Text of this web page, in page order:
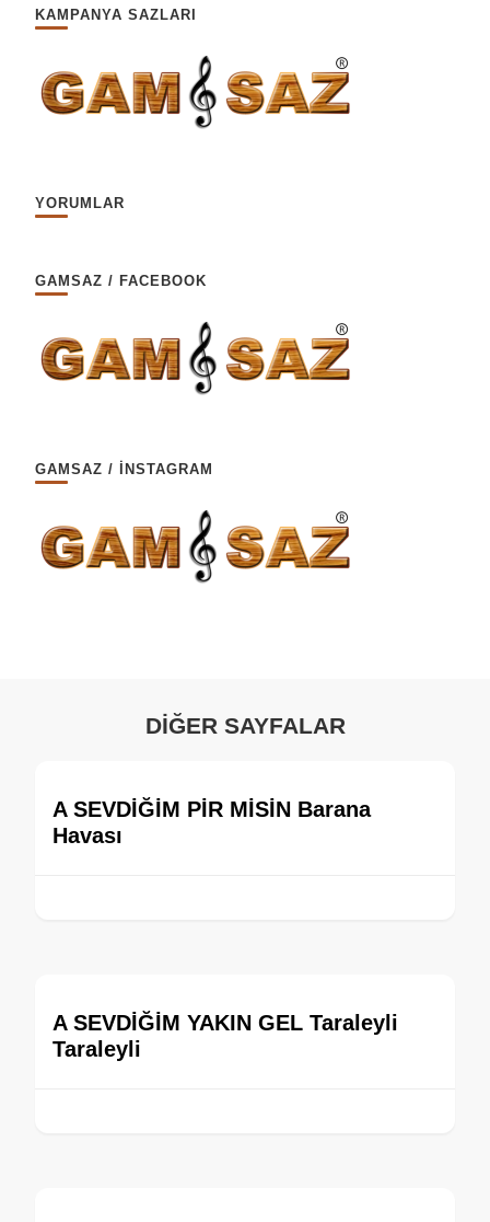
KAMPANYA SAZLARI
YORUMLAR
GAMSAZ / FACEBOOK
GAMSAZ / İNSTAGRAM
DİĞER SAYFALAR
A SEVDİĞİM PİR MİSİN Barana
Havası
A SEVDİĞİM YAKIN GEL Taraleyli
Taraleyli